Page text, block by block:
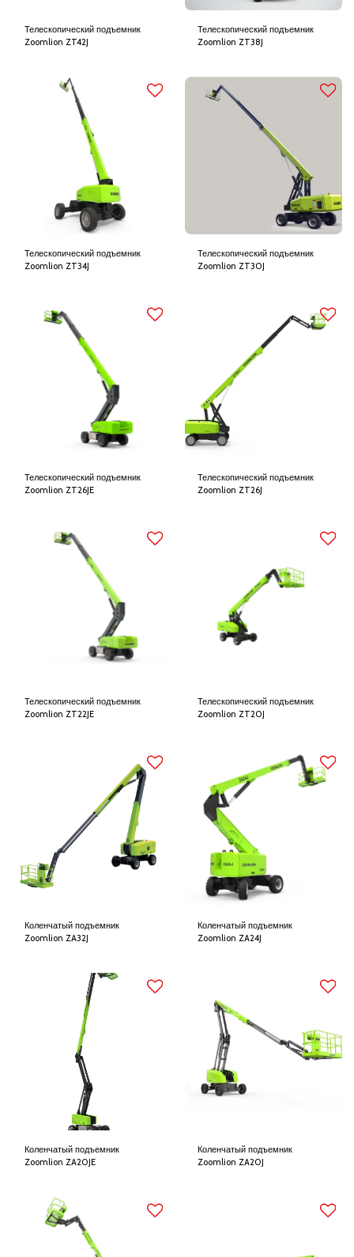
Телескопический подъемник
Zoomlion ZT42J
Телескопический подъемник
Zoomlion ZT38J
Телескопический подъемник
Zoomlion ZT34J
Телескопический подъемник
Zoomlion ZT30J
Телескопический подъемник
Zoomlion ZT26JE
Телескопический подъемник
Zoomlion ZT26J
Телескопический подъемник
Zoomlion ZT22JE
Телескопический подъемник
Zoomlion ZT20J
Коленчатый подъемник
Zoomlion ZA32J
Коленчатый подъемник
Zoomlion ZA24J
Коленчатый подъемник
Zoomlion ZA20JE
Коленчатый подъемник
Zoomlion ZA20J